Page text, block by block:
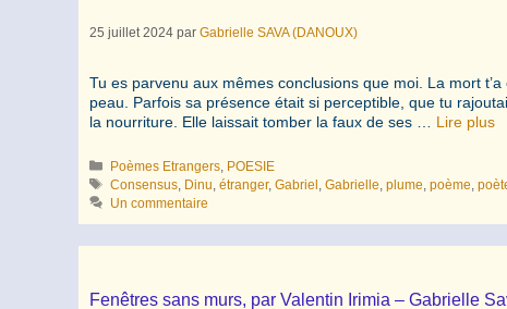
25 juillet 2024 par Gabrielle SAVA (DANOUX)
Tu es parvenu aux mêmes conclusions que moi. La mort
peau. Parfois sa présence était si perceptible, que tu
la nourriture. Elle laissait tomber la faux de ses … Lire plus
Catégories
Poèmes Etrangers POESIE
Étiquettes
Consensus Dinu ,étranger,Gabriel ,Gabrielle ,plume ,poème ,
Un commentaire
Fenêtres sans murs, par Valentin Irimia – Gabrielle